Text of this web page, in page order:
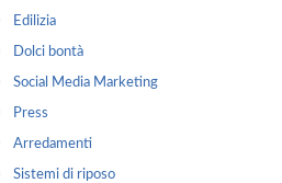
Edilizia
Dolci bontà
Social Media Marketing
Press
Arredamenti
Sistemi di riposo